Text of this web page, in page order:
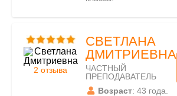
2 отзыва
СВЕТЛАНА
ДМИТРИЕВНА
ЧАСТНЫЙ
ПРЕПОДАВАТЕЛЬ
Возраст: 43 года.